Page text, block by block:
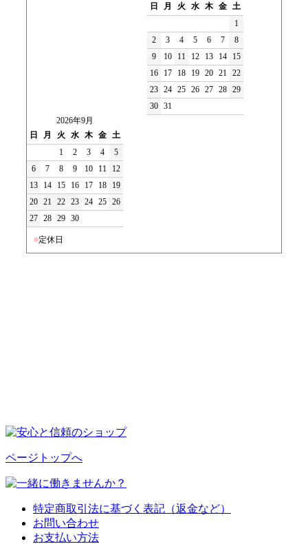
日
月 火 水 木 金 土
1
2
3 4 5 6 7
8
9
10 11 12 13 14
15
16
17 18 19 20 21 22
23 24 25 26 27 28 29
30 31
2026年9月
日
月 火 水 木 金 土
1
2 3 4
5
6
7 8 9 10 11
12
13
14 15 16 17 18
19
20 21 22 23 24 25 26
27 28 29 30
■定休日
ページトップへ
特定商取引法に基づく表記（返金など）
お問い合わせ
お支払い方法